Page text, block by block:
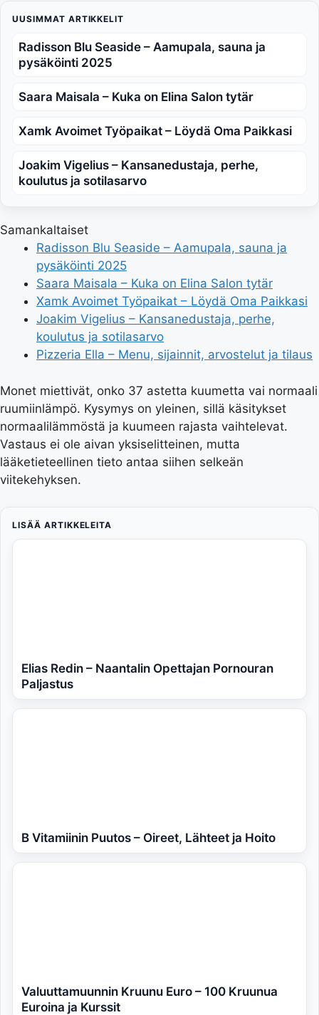
UUSIMMAT ARTIKKELIT
Radisson Blu Seaside – Aamupala, sauna ja
pysäköinti 2025
Saara Maisala – Kuka on Elina Salon tytär
Xamk Avoimet Työpaikat – Löydä Oma Paikkasi
Joakim Vigelius – Kansanedustaja, perhe,
koulutus ja sotilasarvo
Samankaltaiset
Radisson Blu Seaside – Aamupala, sauna ja
pysäköinti 2025
Saara Maisala – Kuka on Elina Salon tytär
Xamk Avoimet Työpaikat – Löydä Oma Paikkasi
Joakim Vigelius – Kansanedustaja, perhe,
koulutus ja sotilasarvo
Pizzeria Ella – Menu, sijainnit, arvostelut ja tilaus
Monet miettivät, onko 37 astetta kuumetta vai normaali
ruumiinlämpö. Kysymys on yleinen, sillä käsitykset
normaalilämmöstä ja kuumeen rajasta vaihtelevat.
Vastaus ei ole aivan yksiselitteinen, mutta
lääketieteellinen tieto antaa siihen selkeän
viitekehyksen.
LISÄÄ ARTIKKELEITA
Elias Redin – Naantalin Opettajan Pornouran
Paljastus
B Vitamiinin Puutos – Oireet, Lähteet ja Hoito
Valuuttamuunnin Kruunu Euro – 100 Kruunua
Euroina ja Kurssit